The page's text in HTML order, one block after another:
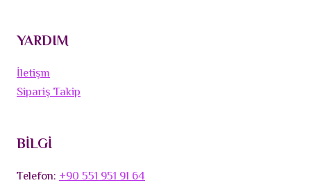
YARDIM
İletişm
Sipariş Takip
BİLGİ
Telefon:+90 551 951 91 64